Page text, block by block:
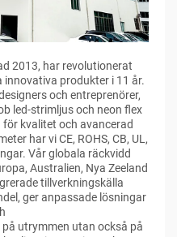
2013, har revolutionerat
innovativa produkter i 11 år.
och entreprenörer,
led-strimljus och neon flex
kvalitet och avancerad
har vi CE, ROHS, CB, UL,
Vår globala räckvidd
Australien, Nya Zeeland
tillverkningskälla
ger anpassade lösningar
utrymmen utan också på